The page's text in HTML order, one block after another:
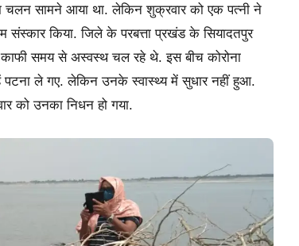
चलन सामने आया था. लेकिन शुक्रवार को एक पत्नी ने
किया. जिले के परबत्ता प्रखंड के सियादतपुर
काफी समय से अस्वस्थ चल रहे थे. इस बीच कोरोना
ले गए. लेकिन उनके स्वास्थ्य में सुधार नहीं हुआ.
को उनका निधन हो गया.